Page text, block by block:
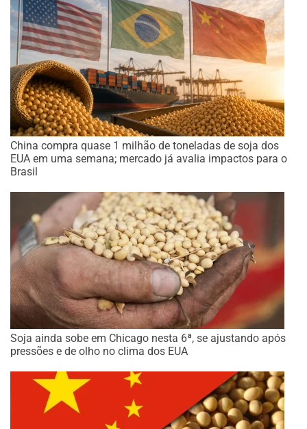
China compra quase 1 milhão de toneladas de soja dos
EUA em uma semana; mercado já avalia impactos para o
Brasil
Soja ainda sobe em Chicago nesta 6ª, se ajustando após
pressões e de olho no clima dos EUA